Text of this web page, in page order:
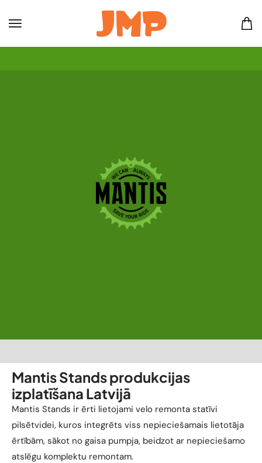
Mantis Stands produkcijas
izplatīšana Latvijā
Mantis Stands ir ērti lietojami velo remonta statīvi
pilsētvidei, kuros integrēts viss nepieciešamais lietotāja
ērtībām, sākot no gaisa pumpja, beidzot ar nepieciešamo
atslēgu komplektu remontam.